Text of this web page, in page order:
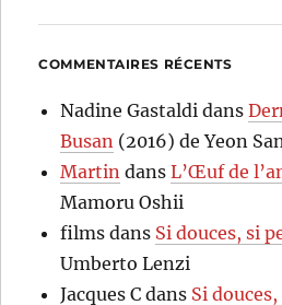
COMMENTAIRES RÉCENTS
Nadine Gastaldi dans
Busan (2016) de Yeon
Martin dansL’Œuf de
Mamoru Oshii
films dans Si douces, si
Umberto Lenzi
Jacques C dans Si